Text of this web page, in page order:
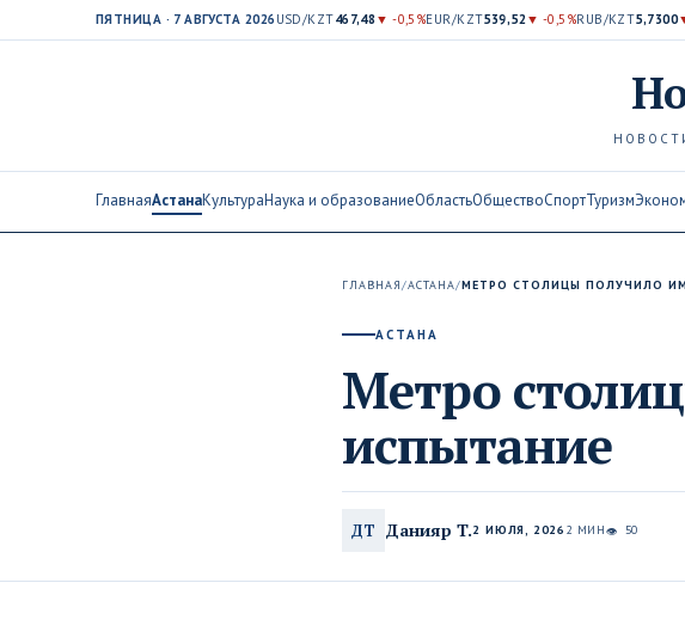
ПЯТНИЦА · 7 АВГУСТА 2026 USD/KZT467,48 ▼ -0,5%EUR/KZT539,52▼ -0,5%RUB/KZT5,7300
ГлавнаяАстанаКультураНаука и образованиеОбластьОбществоСпортТуризм
ГЛАВНАЯ/АСТАНА/МЕТРО СТОЛИЦЫ ПОЛУЧИЛО
АСТАНА
Метро
испытание
ДТ Данияр Т.2 ИЮЛЯ, 2026 2 МИН👁 50